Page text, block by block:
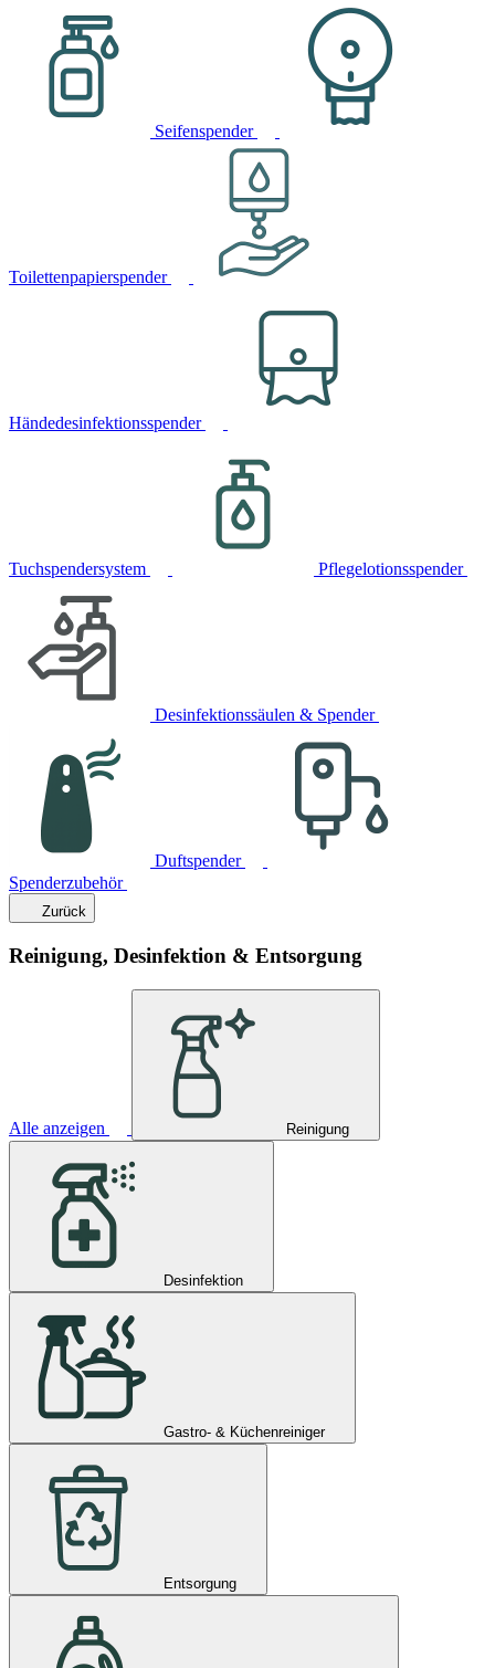
Seifenspender
Toilettenpapierspender
Händedesinfektionsspender
Tuchspendersystem Pflegelotionsspender
Desinfektionssäulen & Spender
Duftspender
Spenderzubehör
Zurück
Reinigung, Desinfektion & Entsorgung
Alle anzeigen Reinigung
Desinfektion
Gastro- & Küchenreiniger
Entsorgung